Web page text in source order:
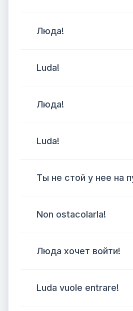
Люда!
Luda!
Люда!
Luda!
Ты не стой у нее на
Non ostacolarla!
Люда хочет войти!
Luda vuole entrare!